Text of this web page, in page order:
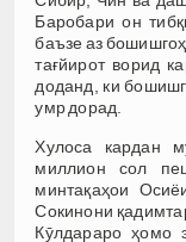
Баробари он
баъзе аз
тағйирот ворид
доданд, ки
умр дорад.
Хулоса кардан
миллион сол
минтақаҳои
Сокинони
Кӯлдараро ҳомо